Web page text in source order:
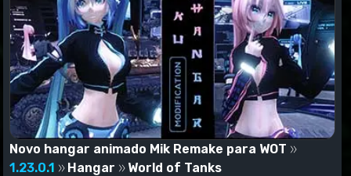
Novo hangar animado Mik Remake para WOT
1.23.0.1
Hangar World of Tanks